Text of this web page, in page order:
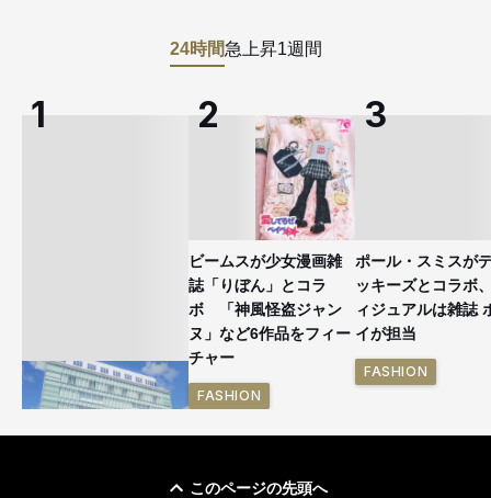
24時間急上昇1週間
ビームスが少女漫画雑
誌「りぼん」とコラ
ボ 「神風怪盗ジャン
ヌ」など6作品をフィー
チャー
FASHION
ポール・スミスが
ッキーズとコラボ
ィジュアルは雑誌
イが担当
FASHION
このページの先頭へ